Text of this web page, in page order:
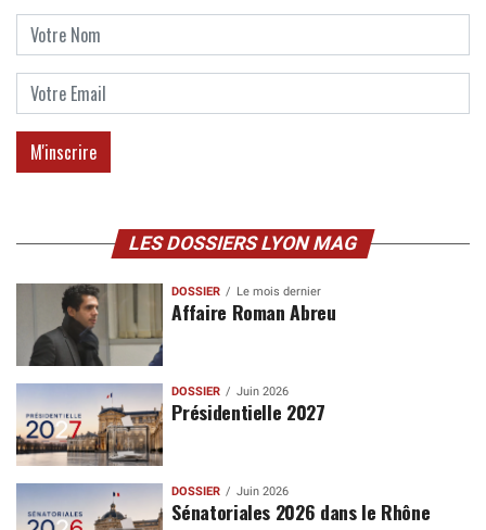
LES DOSSIERS LYON MAG
DOSSIER Le mois dernier
Affaire Roman Abreu
DOSSIER Juin 2026
Présidentielle 2027
DOSSIER Juin 2026
Sénatoriales 2026 dans le Rhône